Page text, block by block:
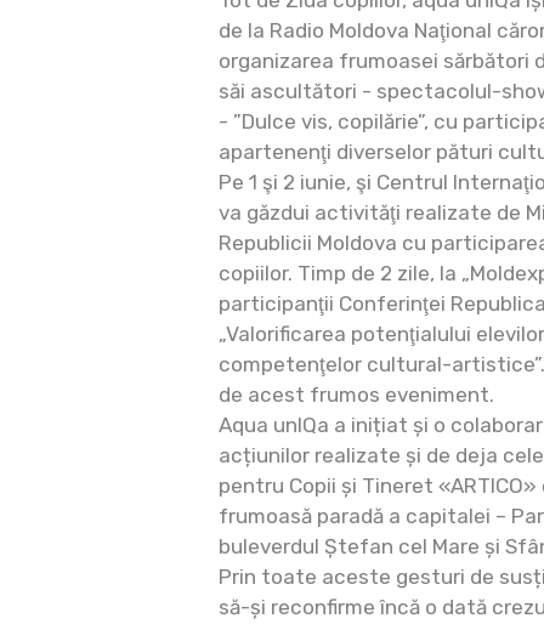
de la Radio Moldova Naţional
organizarea frumoasei sărbători
săi ascultători - spectacolul-
- ”Dulce vis, copilărie”, cu
apartenenţi diverselor pături
Pe 1 şi 2 iunie, şi Centrul
va găzdui activităţi realizate de
Republicii Moldova cu
copiilor. Timp de 2 zile, la
participanţii Conferinţei
„Valorificarea potenţialului
competenţelor cultural-
de acest frumos eveniment.
Aqua unIQa a inițiat și o
acțiunilor realizate și de deja
pentru Copii și Tineret
frumoasă paradă a capitalei –
buleverdul Ștefan cel Mare și
Prin toate aceste gesturi de
să-și reconfirme încă o dată